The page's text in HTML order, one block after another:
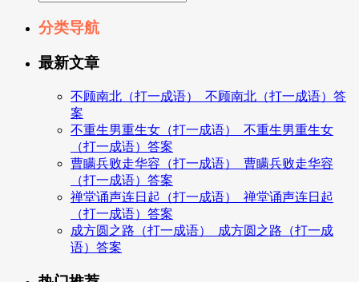
分类导航
最新文章
不顾南北（打一成语）_不顾南北（打一成语）答
案
不重生男重生女（打一成语）_不重生男重生女
（打一成语）答案
曹瞒兵败走华容（打一成语）_曹瞒兵败走华容
（打一成语）答案
禅堂诵声连日起（打一成语）_禅堂诵声连日起
（打一成语）答案
成方圆之路（打一成语）_成方圆之路（打一成
语）答案